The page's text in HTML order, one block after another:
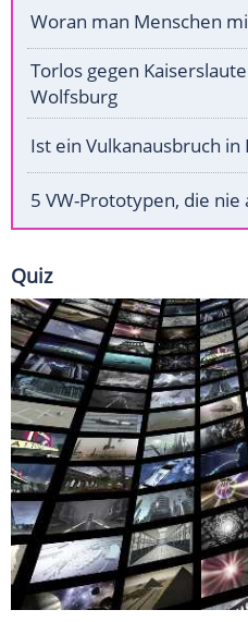
Woran man Menschen
Torlos gegen
Wolfsburg
Ist ein Vulkanausbruch
5 VW-Prototypen, die
Quiz